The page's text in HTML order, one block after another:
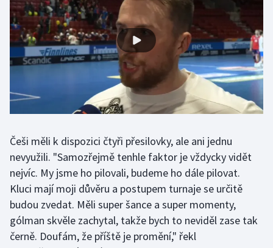
Parasport
Plavání
Rychlobruslení
Rychlostní kanoistika
Short track
Sportovní střelba
Češi měli k dispozici čtyři přesilovky, ale ani jednu
nevyužili. "Samozřejmě tenhle faktor je vždycky vidět
nejvíc. My jsme ho pilovali, budeme ho dále pilovat.
Kluci mají moji důvěru a postupem turnaje se určitě
budou zvedat. Měli super šance a super momenty,
gólman skvěle zachytal, takže bych to neviděl zase tak
černě. Doufám, že příště je promění," řekl